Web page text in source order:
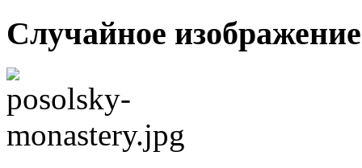
Случайное изображение